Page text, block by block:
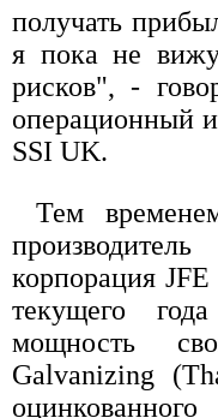
получать
я пока не
рисков", -
операционный
SSI UK.
Тем
корпорация
текущего
мощность
Galvanizing